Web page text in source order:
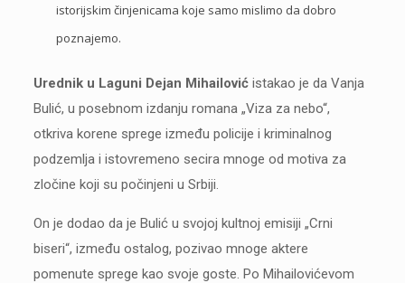
istorijskim činjenicama koje samo mislimo da dobro
poznajemo.
Urednik u Laguni Dejan Mihailovićistakao je da Vanja
Bulić, u posebnom izdanju romana „Viza za nebo“,
otkriva korene sprege između policije i kriminalnog
podzemlja i istovremeno secira mnoge od motiva za
zločine koji su počinjeni u Srbiji.
On je dodao da je Bulić u svojoj kultnoj emisiji „Crni
biseri“, između ostalog, pozivao mnoge aktere
pomenute sprege kao svoje goste. Po Mihailovićevom